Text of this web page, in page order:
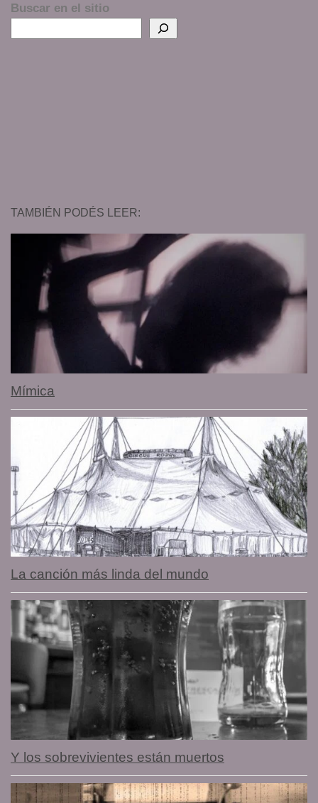
Buscar en el sitio
TAMBIÉN PODÉS LEER:
Mímica
La canción más linda del mundo
Y los sobrevivientes están muertos